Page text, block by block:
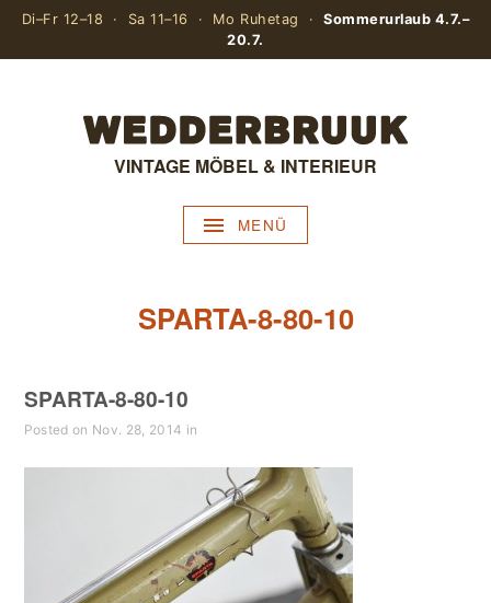
Di–Fr 12–18 · Sa 11–16 · Mo Ruhetag ·Sommerurlaub 4.7.–
20.7.
VINTAGE MÖBEL & INTERIEUR
MENÜ
SPARTA-8-80-10
SPARTA-8-80-10
Posted on Nov. 28, 2014 in